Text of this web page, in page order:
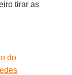
tirar as
do